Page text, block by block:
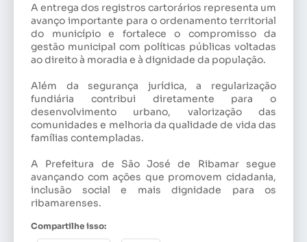
A entrega dos registros cartorários representa um
avanço importante para o ordenamento territorial
do município e fortalece o compromisso da
gestão municipal com políticas públicas voltadas
ao direito à moradia e à dignidade da população.
Além da segurança jurídica, a regularização
fundiária contribui diretamente para o
desenvolvimento urbano, valorização das
comunidades e melhoria da qualidade de vida das
famílias contempladas.
A Prefeitura de São José de Ribamar segue
avançando com ações que promovem cidadania,
inclusão social e mais dignidade para os
ribamarenses.
Compartilhe isso: